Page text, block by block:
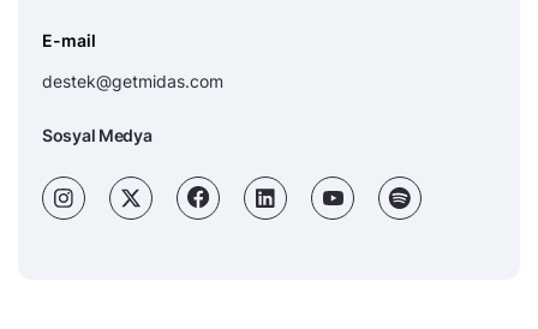
E-mail
destek@getmidas.com
Sosyal Medya